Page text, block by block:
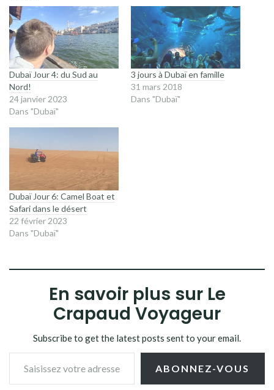
Dubaï Jour 4: du Sud au
Nord!
24 janvier 2023
Dans "Dubaï"
3 jours à Dubaï en famille
31 mars 2018
Dans "Dubaï"
Dubaï Jour 6: Camel Boat et
Safari dans le désert
22 février 2023
Dans "Dubaï"
En savoir plus sur Le
Crapaud Voyageur
Subscribe to get the latest posts sent to your email.
Saisissez votre adresse e-mail…
ABONNEZ-VOUS